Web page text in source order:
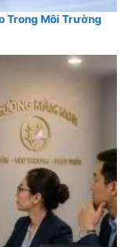
Trong Môi Trường